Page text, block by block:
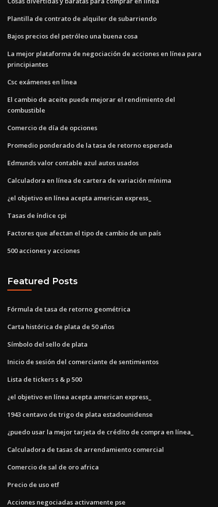
Plantilla de contrato de alquiler de subarriendo
Bajos precios del petróleo una buena cosa
La mejor plataforma de negociación de acciones en línea para
principiantes
Csc exámenes en línea
El cambio de aceite puede mejorar el rendimiento del
combustible
Comercio de día de opciones
Promedio ponderado de la tasa de retorno esperada
Edmunds valor contable azul autos usados
Calculadora en línea de cartera de variación mínima
¿el objetivo en línea acepta american express_
Tasas de índice cpi
Factores que afectan el tipo de cambio de un país
500 acciones y acciones
Featured Posts
Fórmula de tasa de retorno geométrica
Carta histórica de plata de 50 años
Símbolo del sello de plata
Inicio de sesión del comerciante de sentimientos
Lista de tickers s & p 500
¿el objetivo en línea acepta american express_
1943 centavo de trigo de plata estadounidense
¿puedo usar la mejor tarjeta de crédito de compra en línea_
Calculadora de tasas de arrendamiento comercial
Comercio de sal de oro africa
Precio de uso etf
Acciones negociadas activamente pse